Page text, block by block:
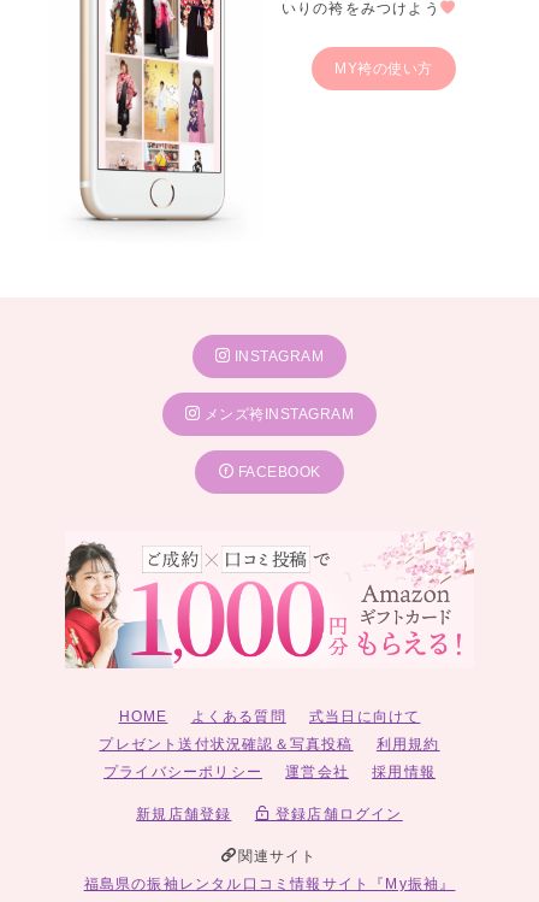
いりの袴をみつけよう
MY袴の使い方
INSTAGRAM
メンズ袴INSTAGRAM
FACEBOOK
HOME よくある質問
式当日に向けて
プレゼント送付状況確認＆写真投稿
利用規約
プライバシーポリシー
運営会社 採用情報
新規店舗登録 登録店舗ログイン
関連サイト
福島県の振袖レンタル口コミ情報サイト『My振袖』